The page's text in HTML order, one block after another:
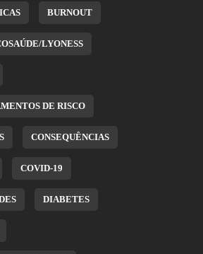
BURNOUT
LYONESS
DE RISCO
CONSEQUÊNCIAS
COVID-19
DIABETES